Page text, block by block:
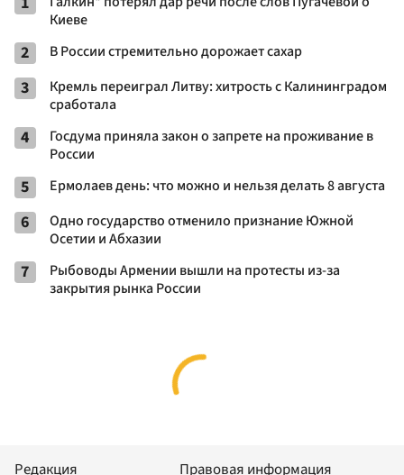
Киеве
2 В России стремительно дорожает сахар
3
Кремль переиграл Литву: хитрость с Калининградом
сработала
4
Госдума приняла закон о запрете на проживание в
России
5 Ермолаев день: что можно и нельзя делать 8 августа
6
Одно государство отменило признание Южной
Осетии и Абхазии
7
Рыбоводы Армении вышли на протесты из-за
закрытия рынка России
Редакция
Правовая информация